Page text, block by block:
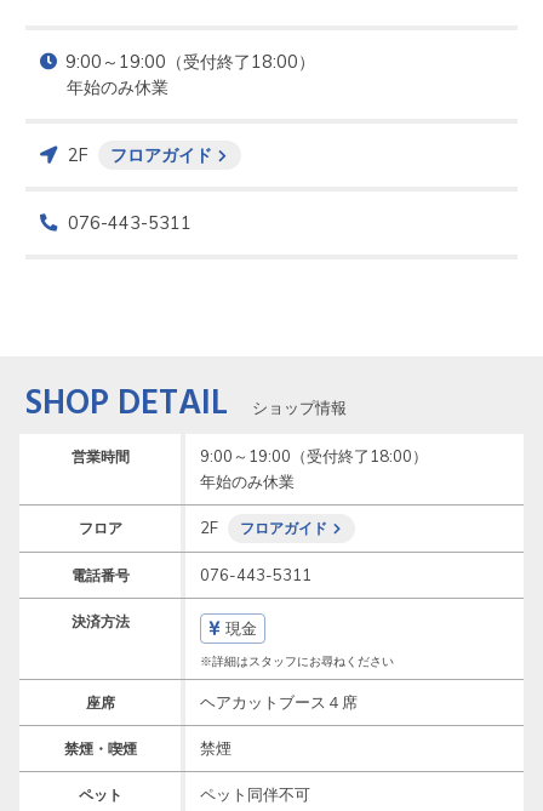
9:00～19:00（受付終了18:00）
年始のみ休業
2F フロアガイド
076-443-5311
SHOP DETAIL ショップ情報
営業時間
9:00～19:00（受付終了18:00）
年始のみ休業
フロア 2F フロアガイド
電話番号 076-443-5311
決済方法 現金
※詳細はスタッフにお尋ねください
座席 ヘアカットブース４席
禁煙・喫煙 禁煙
ペット ペット同伴不可